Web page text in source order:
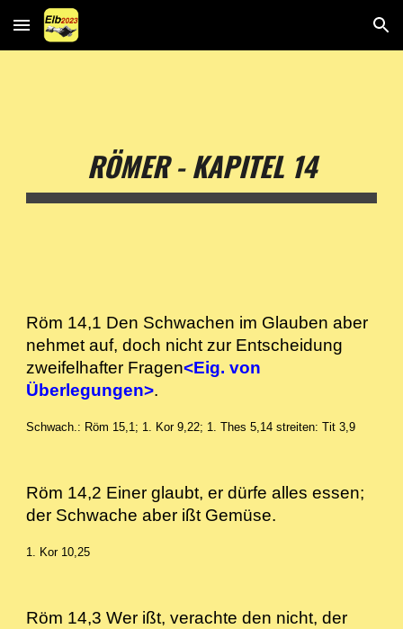
Skip to main content Skip to navigation
RÖMER - KAPITEL 14
Röm 14,1 Den Schwachen im Glauben aber
nehmet auf, doch nicht zur Entscheidung
zweifelhafter Fragen<Eig. von
Überlegungen>.
Schwach.: Röm 15,1; 1. Kor 9,22; 1. Thes 5,14 streiten: Tit 3,9
Röm 14,2 Einer glaubt, er dürfe alles essen;
der Schwache aber ißt Gemüse.
1. Kor 10,25
Röm 14,3 Wer ißt, verachte den nicht, der